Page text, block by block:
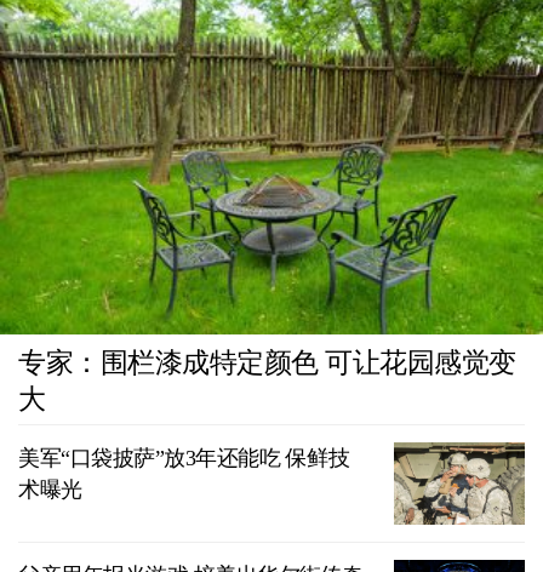
专家：围栏漆成特定颜色 可让花园感觉变
大
美军“口袋披萨”放3年还能吃 保鲜技
术曝光